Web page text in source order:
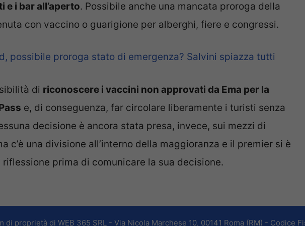
i bar all’aperto. Possibile anche una mancata proroga della
con vaccino o guarigione per alberghi, fiere e congressi.
possibile proroga stato di emergenza? Salvini spiazza tutti
di riconoscere i vaccini non approvati da Ema per la
e, di conseguenza, far circolare liberamente i turisti senza
decisione è ancora stata presa, invece, sui mezzi di
c’è una divisione all’interno della maggioranza e il premier si è
prima di comunicare la sua decisione.
di proprietà di WEB 365 SRL - Via Nicola Marchese 10, 00141 Roma (RM) - Codice